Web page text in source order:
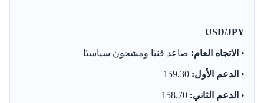
USD/JPY
• الاتجاه العام: صاعد فنيًا ومشحون سياسيًا
• الدعم الأول:
• الدعم الثاني: